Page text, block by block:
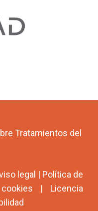
Tratamientos del
legal | Política de
| Licencia